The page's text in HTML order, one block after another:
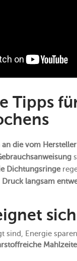
Tipps
an die vom Hersteller
Dichtungsringe
Druck langsam
sind, Energie